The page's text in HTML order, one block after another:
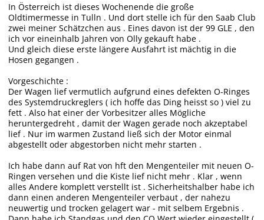
In Österreich ist dieses Wochenende die große
Oldtimermesse in Tulln . Und dort stelle ich für den Saab Club
zwei meiner Schätzchen aus . Eines davon ist der 99 GLE , den
ich vor eineinhalb Jahren von Olly gekauft habe .
Und gleich diese erste längere Ausfahrt ist mächtig in die
Hosen gegangen .
Vorgeschichte :
Der Wagen lief vermutlich aufgrund eines defekten O-Ringes
des Systemdruckreglers ( ich hoffe das Ding heisst so ) viel zu
fett . Also hat einer der Vorbesitzer alles Mögliche
heruntergedreht , damit der Wagen gerade noch akzeptabel
lief . Nur im warmen Zustand ließ sich der Motor einmal
abgestellt oder abgestorben nicht mehr starten .
Ich habe dann auf Rat von hft den Mengenteiler mit neuen O-
Ringen versehen und die Kiste lief nicht mehr . Klar , wenn
alles Andere komplett verstellt ist . Sicherheitshalber habe ich
dann einen anderen Mengenteiler verbaut , der nahezu
neuwertig und trocken gelagert war - mit selbem Ergebnis .